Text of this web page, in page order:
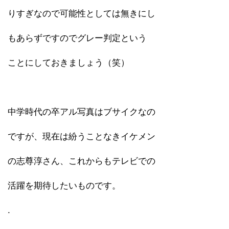
りすぎなので可能性としては無きにし
もあらずですのでグレー判定という
ことにしておきましょう（笑）
中学時代の卒アル写真はブサイクなの
ですが、現在は紛うことなきイケメン
の志尊淳さん、これからもテレビでの
活躍を期待したいものです。
.